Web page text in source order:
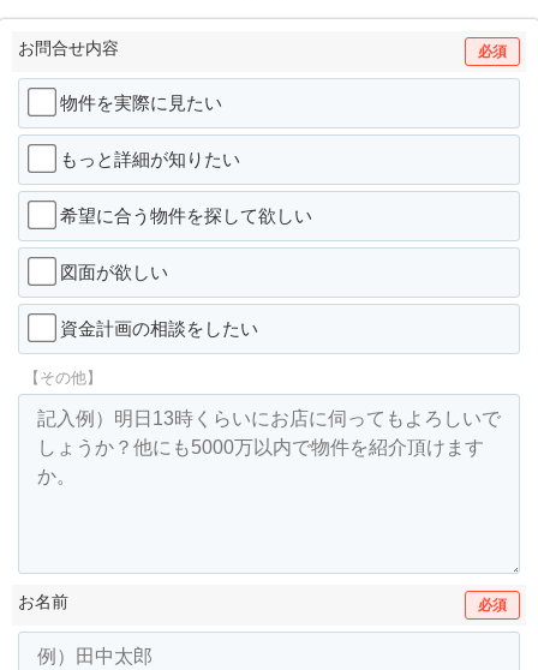
お問合せ内容 必須
物件を実際に見たい
もっと詳細が知りたい
希望に合う物件を探して欲しい
図面が欲しい
資金計画の相談をしたい
【その他】
お名前 必須